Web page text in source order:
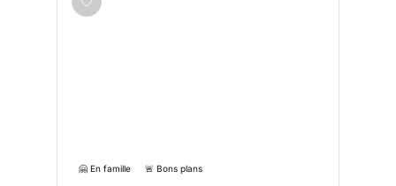
🤗 En famille 🚨 Bons plans